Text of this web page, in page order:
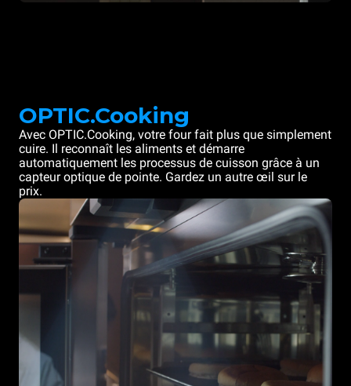
OPTIC.Cooking
Avec OPTIC.Cooking, votre four fait plus que simplement
cuire. Il reconnaît les aliments et démarre
automatiquement les processus de cuisson grâce à un
capteur optique de pointe. Gardez un autre œil sur le
prix.